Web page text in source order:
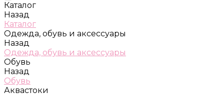
Каталог
Назад
Каталог
Одежда, обувь и аксессуары
Назад
Одежда, обувь и аксессуары
Обувь
Назад
Обувь
Аквастоки